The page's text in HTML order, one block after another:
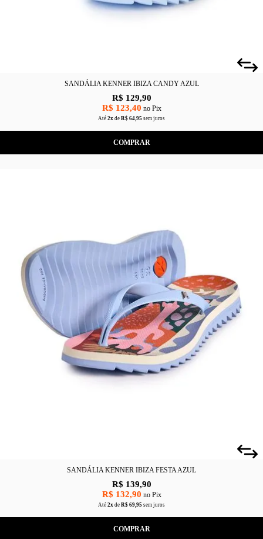
SANDÁLIA KENNER IBIZA CANDY AZUL
R$ 129,90
R$ 123,40 no Pix
Até 2x de R$ 64,95 sem juros
COMPRAR
SANDÁLIA KENNER IBIZA FESTA AZUL
R$ 139,90
R$ 132,90 no Pix
Até 2x de R$ 69,95 sem juros
COMPRAR